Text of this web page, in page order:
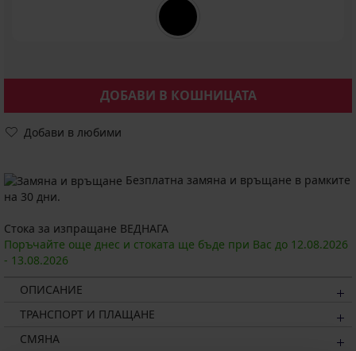
ДОБАВИ В КОШНИЦАТА
Добави в любими
Безплатна замяна и връщане в рамките
на 30 дни.
Стока за изпращане ВЕДНАГА
Поръчайте още днес и стоката ще бъде при Вас до 12.08.2026
- 13.08.2026
ОПИСАНИЕ
ТРАНСПОРТ И ПЛАЩАНЕ
СМЯНА